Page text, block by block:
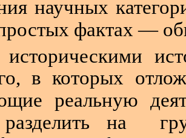
научных
фактах —
в которых
реальную
на